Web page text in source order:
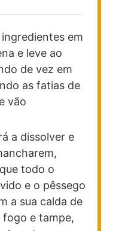
em
e leve ao
de vez em
as fatias de
vão
a dissolver e
todo o
e o pêssego
a sua calda de
fogo e tampe,